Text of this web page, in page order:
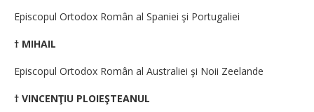
Episcopul Ortodox Român al Spaniei şi Portugaliei
† MIHAIL
Episcopul Ortodox Român al Australiei şi Noii Zeelande
† VINCENŢIU PLOIEŞTEANUL